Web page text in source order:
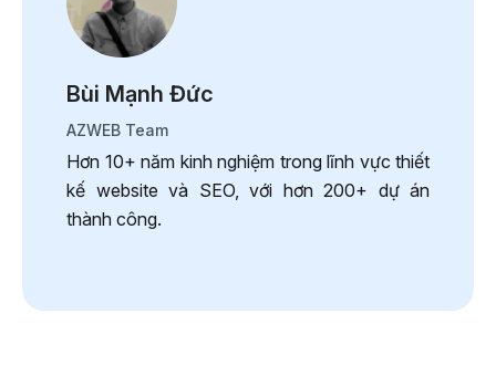
Bùi Mạnh Đức
AZWEB Team
Hơn 10+ năm kinh nghiệm trong lĩnh vực thiết
kế website và SEO, với hơn 200+ dự án
thành công.